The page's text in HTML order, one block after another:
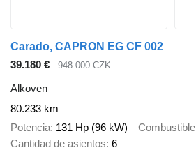
Carado, CAPRON EG CF 002
39.180 €
948.000 CZK
Alkoven
80.233 km
Potencia 131 Hp (96 kW) Combustible
Cantidad de asientos 6